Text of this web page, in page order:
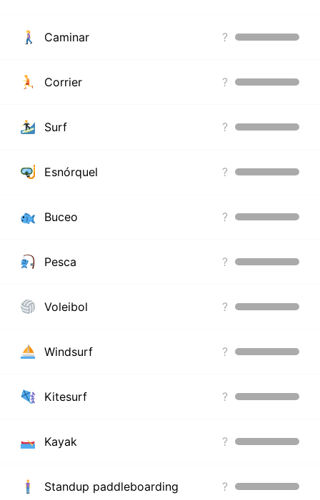
Caminar ?
Corrier ?
Surf ?
Esnórquel ?
Buceo ?
Pesca ?
Voleibol ?
Windsurf ?
Kitesurf ?
Kayak ?
Standup paddleboarding ?